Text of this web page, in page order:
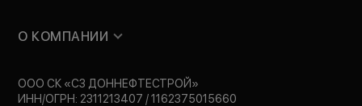
О КОМПАНИИ
ООО СК «СЗ ДОННЕФТЕСТРОЙ»
ИНН/ОГРН: 2311213407 / 1162375015660